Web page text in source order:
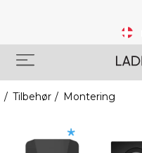
Tilbehør Montering